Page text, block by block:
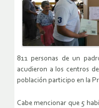
811 personas de un
acudieron a los centros
población participo en la
Cabe mencionar que 5